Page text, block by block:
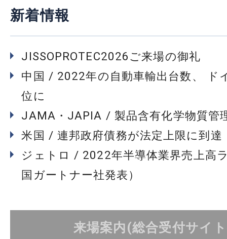
新着情報
JISSOPROTEC2026ご来場の御礼
中国 / 2022年の自動車輸出台数、 ド
位に
JAMA・JAPIA / 製品含有化学物質管
米国 / 連邦政府債務が法定上限に到達
ジェトロ / 2022年半導体業界売上高
国ガートナー社発表）
来場案内(総合受付サイ